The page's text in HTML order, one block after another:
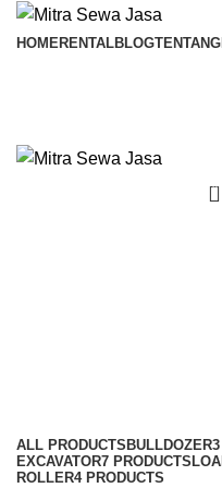
HOMERENTALBLOGTENTANG
0
ALL PRODUCTS BULLDOZER
EXCAVATOR7 PRODUCTS
ROLLER4 PRODUCTS